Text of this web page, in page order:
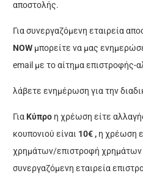
αποστολής.
Για συνεργαζόμενη εταιρεία
NOW μπορείτε να μας
email με το αίτημα επιστροφής-
λάβετε ενημέρωση για την
Για Κύπρο η χρέωση είτε
κουπονιού είναι 10€ , η χρέωση
χρημάτων/επιστροφή χρημάτων
συνεργαζόμενη εταιρεία